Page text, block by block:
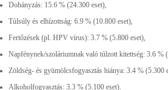
Dohányzás: 15.6 % (24.300 eset),
Túlsúly és elhízottság: 6.9 % (10.800 eset),
Fertőzések (pl. HPV vírus): 3.7 % (5.800 eset),
Napfénynek/szoláriumnak való túlzott kitettség: 3.6 %
Zöldség- és gyümölcsfogyasztás hiánya: 3.4 % (5.300
Alkoholfogyasztás: 3.3 % (5.100 eset).